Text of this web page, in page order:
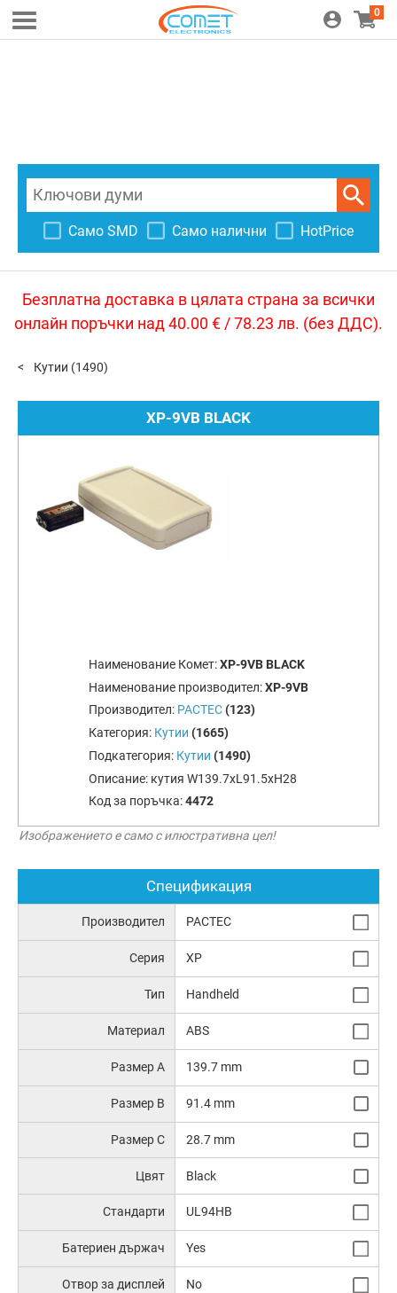
0
Само SMD Само налични HotPrice
Безплатна доставка в цялата страна за всички
онлайн поръчки над 40.00 € / 78.23 лв. (без ДДС).
Кутии (1490)
XP-9VB BLACK
Наименование Комет:XP-9VB BLACK
Наименование производител:XP-9VB
Производител: PACTEC(123)
Категория: Кутии (1665)
Подкатегория: Кутии (1490)
Описание: кутия W139.7xL91.5xH28
Код за поръчка:4472
Изображението е само с илюстративна цел!
Спецификация
Производител PACTEC
Серия XP
Тип Handheld
Материал ABS
Размер A 139.7 mm
Размер B 91.4 mm
Размер C 28.7 mm
Цвят Black
Стандарти UL94HB
Батериен държач Yes
Отвор за дисплей No